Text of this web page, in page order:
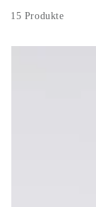
15 Produkte